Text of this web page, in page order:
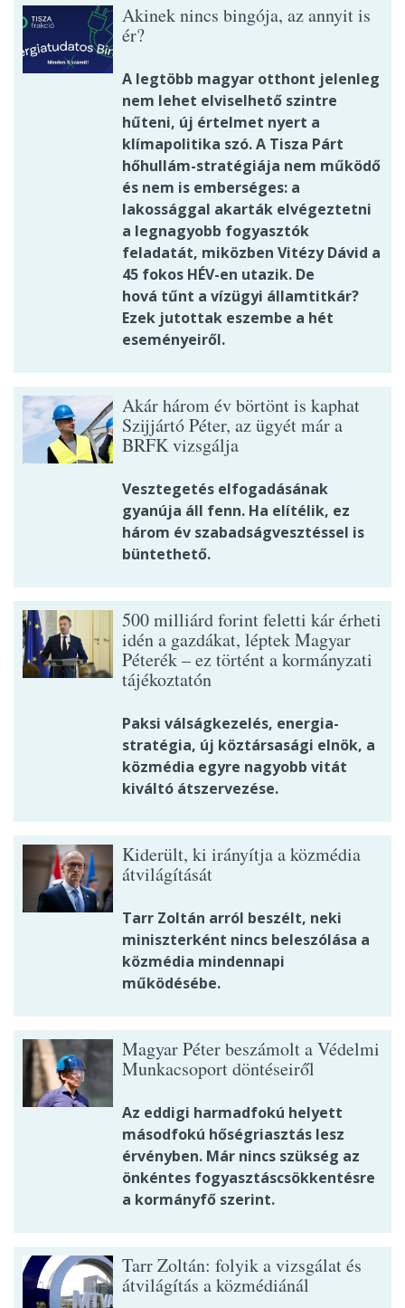
Akinek nincs bingója, az annyit is
ér?
A legtöbb magyar otthont jelenleg
nem lehet elviselhető szintre
hűteni, új értelmet nyert a
klímapolitika szó. A Tisza Párt
hőhullám-stratégiája nem működő
és nem is emberséges: a
lakossággal akarták elvégeztetni
a legnagyobb fogyasztók
feladatát, miközben Vitézy Dávid a
45 fokos HÉV-en utazik. De
hová tűnt a vízügyi államtitkár?
Ezek jutottak eszembe a hét
eseményeiről.
Akár három év börtönt is kaphat
Szijjártó Péter, az ügyét már a
BRFK vizsgálja
Vesztegetés elfogadásának
gyanúja áll fenn. Ha elítélik, ez
három év szabadságvesztéssel is
büntethető.
500 milliárd forint feletti kár érheti
idén a gazdákat, léptek Magyar
Péterék – ez történt a kormányzati
tájékoztatón
Paksi válságkezelés, energia-
stratégia, új köztársasági elnök, a
közmédia egyre nagyobb vitát
kiváltó átszervezése.
Kiderült, ki irányítja a közmédia
átvilágítását
Tarr Zoltán arról beszélt, neki
miniszterként nincs beleszólása a
közmédia mindennapi
működésébe.
Magyar Péter beszámolt a Védelmi
Munkacsoport döntéseiről
Az eddigi harmadfokú helyett
másodfokú hőségriasztás lesz
érvényben. Már nincs szükség az
önkéntes fogyasztáscsökkentésre
a kormányfő szerint.
Tarr Zoltán: folyik a vizsgálat és
átvilágítás a közmédiánál